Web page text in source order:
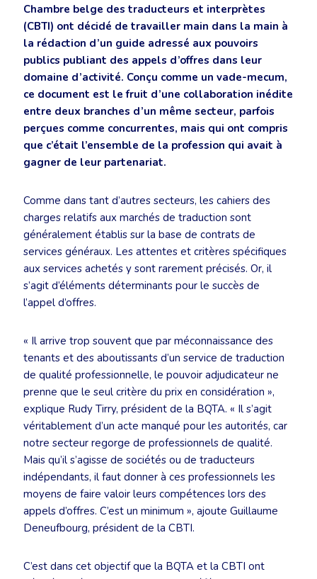
Chambre belge des traducteurs et interprètes
(CBTI) ont décidé de travailler main dans la main à
la rédaction d’un guide adressé aux pouvoirs
publics publiant des appels d’offres dans leur
domaine d’activité. Conçu comme un vade-mecum,
ce document est le fruit d’une collaboration inédite
entre deux branches d’un même secteur, parfois
perçues comme concurrentes, mais qui ont compris
que c’était l’ensemble de la profession qui avait à
gagner de leur partenariat.
Comme dans tant d’autres secteurs, les cahiers des
charges relatifs aux marchés de traduction sont
généralement établis sur la base de contrats de
services généraux. Les attentes et critères spécifiques
aux services achetés y sont rarement précisés. Or, il
s’agit d’éléments déterminants pour le succès de
l’appel d’offres.
« Il arrive trop souvent que par méconnaissance des
tenants et des aboutissants d’un service de traduction
de qualité professionnelle, le pouvoir adjudicateur ne
prenne que le seul critère du prix en considération »,
explique Rudy Tirry, président de la BQTA. « Il s’agit
véritablement d’un acte manqué pour les autorités, car
notre secteur regorge de professionnels de qualité.
Mais qu’il s’agisse de sociétés ou de traducteurs
indépendants, il faut donner à ces professionnels les
moyens de faire valoir leurs compétences lors des
appels d’offres. C’est un minimum », ajoute Guillaume
Deneufbourg, président de la CBTI.
C’est dans cet objectif que la BQTA et la CBTI ont